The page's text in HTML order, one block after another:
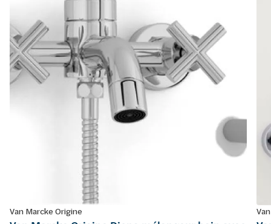
Van Marcke Origine